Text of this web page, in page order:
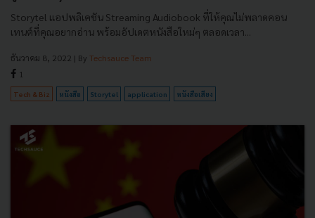
Storytel แอปพลิเคชัน Streaming Audiobook ที่ให้คุณไม่พลาดคอน
เทนต์ที่คุณอยากอ่าน พร้อมอัปเดตหนังสือใหม่ๆ ตลอดเวลา...
ธันวาคม 8, 2022 | By Techsauce Team
1
Tech & Biz หนังสือ Storytel application หนังสือเสียง